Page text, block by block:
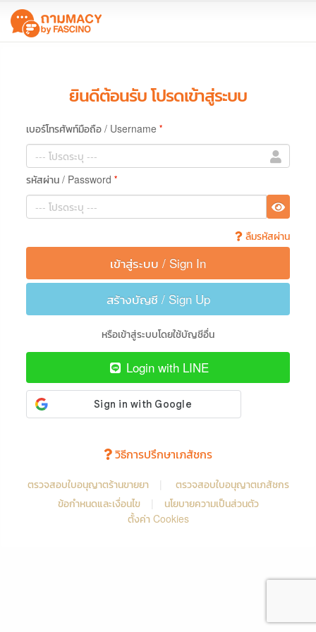
ยินดีต้อนรับ โปรดเข้าสู่ระบบ
เบอร์โทรศัพท์มือถือ / Username *
รหัสผ่าน / Password *
ลืมรหัสผ่าน
เข้าสู่ระบบ / Sign In
สร้างบัญชี / Sign Up
หรือเข้าสู่ระบบโดยใช้บัญชีอื่น
Login with LINE
วิธีการปรึกษาเภสัชกร
ตรวจสอบใบอนุญาตร้านขายยา
ตรวจสอบใบอนุญาตเภสัชกร
ข้อกำหนดและเงื่อนไข
นโยบายความเป็นส่วนตัว
ตั้งค่า Cookies